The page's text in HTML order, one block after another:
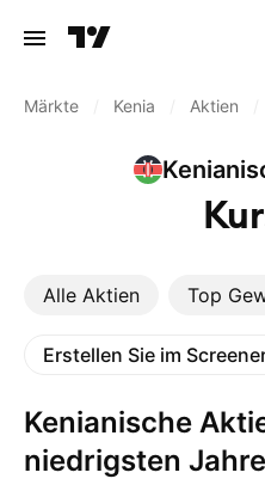
Märkte Kenia Aktien
Alle Aktien Top
Erstellen Sie im
Kenianische Aktien an ihrem
niedrigsten